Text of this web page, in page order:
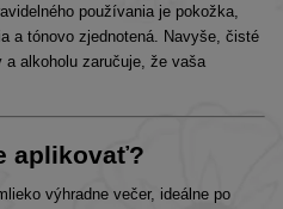
používania je pokožka,
a tónovo zjednotená. Navyše, čisté
a alkoholu zaručuje, že vaša
aplikovať?
výhradne večer, ideálne po